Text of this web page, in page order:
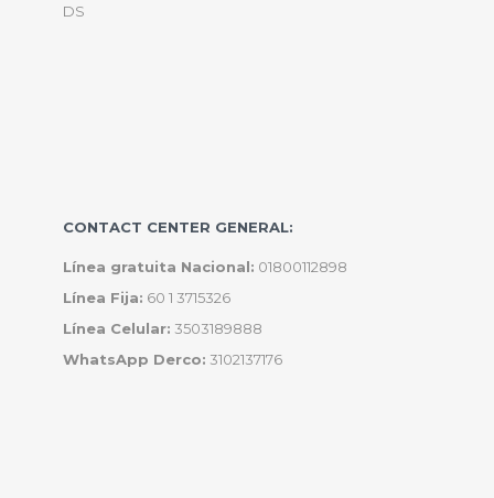
DS
CONTACT CENTER GENERAL:
Línea gratuita Nacional: 01800112898
Línea Fija: 60 1 3715326
Línea Celular: 3503189888
WhatsApp Derco: 3102137176